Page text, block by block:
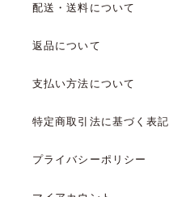
配送・送料について
返品について
支払い方法について
特定商取引法に基づく表記
プライバシーポリシー